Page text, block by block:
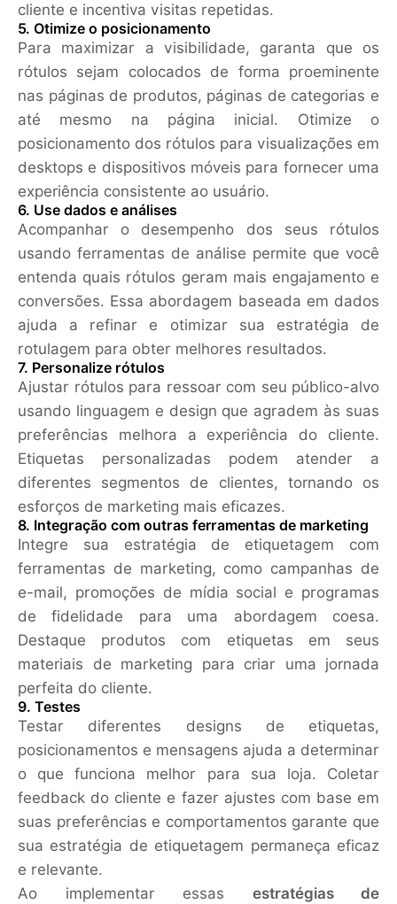
cliente e incentiva visitas repetidas.
5. Otimize o posicionamento
Para maximizar a visibilidade, garanta que os
rótulos sejam colocados de forma proeminente
nas páginas de produtos, páginas de categorias e
até mesmo na página inicial. Otimize o
posicionamento dos rótulos para visualizações em
desktops e dispositivos móveis para fornecer uma
experiência consistente ao usuário.
6. Use dados e análises
Acompanhar o desempenho dos seus rótulos
usando ferramentas de análise permite que você
entenda quais rótulos geram mais engajamento e
conversões. Essa abordagem baseada em dados
ajuda a refinar e otimizar sua estratégia de
rotulagem para obter melhores resultados.
7. Personalize rótulos
Ajustar rótulos para ressoar com seu público-alvo
usando linguagem e design que agradem às suas
preferências melhora a experiência do cliente.
Etiquetas personalizadas podem atender a
diferentes segmentos de clientes, tornando os
esforços de marketing mais eficazes.
8. Integração com outras ferramentas de marketing
Integre sua estratégia de etiquetagem com
ferramentas de marketing, como campanhas de
e-mail, promoções de mídia social e programas
de fidelidade para uma abordagem coesa.
Destaque produtos com etiquetas em seus
materiais de marketing para criar uma jornada
perfeita do cliente.
9. Testes
Testar diferentes designs de etiquetas,
posicionamentos e mensagens ajuda a determinar
o que funciona melhor para sua loja. Coletar
feedback do cliente e fazer ajustes com base em
suas preferências e comportamentos garante que
sua estratégia de etiquetagem permaneça eficaz
e relevante.
Ao implementar essas estratégias de